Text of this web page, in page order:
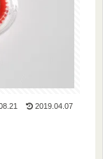
2019.04.07